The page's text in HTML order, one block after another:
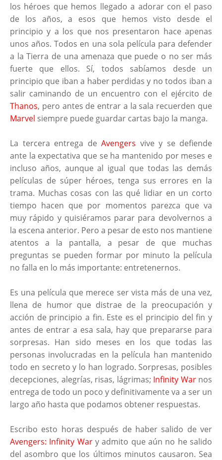
los héroes que hemos llegado a adorar con el paso
de los años, a esos que hemos visto desde el
principio y a los que nos presentaron hace apenas
unos años. Todos en una sola película para defender
a la Tierra de una amenaza que puede o no ser más
fuerte que ellos. Sí, todos sabíamos desde un
principio que iban a haber perdidas y no todos iban a
salir caminando de un encuentro con el ejército de
Thanos, pero antes de entrar a la sala recuerden que
Marvel siempre puede guardar cartas bajo la manga.
La tercera entrega de Avengers vive y se defiende
ante la expectativa que se ha mantenido por meses e
incluso años, aunque al igual que todas las demás
películas de súper héroes, tenga sus errores en la
trama. Muchas cosas con las qué lidiar en un corto
tiempo hacen que por momentos parezca que va
muy rápido y quisiéramos parar para devolvernos a
la escena anterior. Pero a pesar de esto nos mantiene
atentos a la pantalla, a pesar de que muchas
preguntas se pueden formar por minuto la película
no falla en lo más importante: entretenernos.
Es una película que merece ser vista más de una vez,
llena de humor que distrae de la preocupación y
acción de principio a fin. Este es el principio del fin y
antes de entrar a esa sala, hay que prepararse para
sorpresas. Han sido meses en los que todas las
personas involucradas en la película han mantenido
todo en secreto y lo han logrado. Sorpresas, posibles
decepciones, alegrías, risas, lágrimas; Infinity Warnos
entrega de todo un poco y definitivamente va a ser un
largo año hasta que podamos obtener respuestas.
Escribo esto horas después de haber salido de ver
Avengers: Infinity War y admito que aún no he salido
del asombro que los últimos minutos causaron. Sea